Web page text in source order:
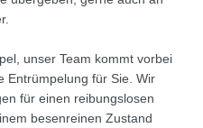
unser Team kommt vorbei
Entrümpelung für Sie. Wir
für einen reibungslosen
besenreinen Zustand